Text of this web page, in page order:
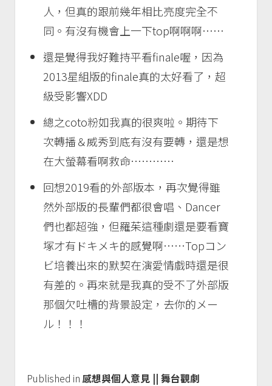
人，但真的跟前幾年相比亮度完全不
同。有沒有機會上一下top啊啊啊……
還是覺得我好難持平看finale喔，因為
2013星組版的finale真的太好看了，超
級受影響XDD
總之coto粉如我真的很爽啦。期待下
次轉播＆威秀到底有沒有要轉，還是想
在大螢幕看啊救命…………
回想2019看的外部版本，再次覺得雖
然外部版的長輩們都很會唱、Dancer
們也都超強，但羅茱這種劇還是要看寶
塚才有ドキメキ的感覺啊……Topコン
ビ培養出來的默契在演愛情戲時還是很
有差的。再來就是我真的受不了外部版
那個欠吐槽的背景設定，去你的メー
ル！！！
Published in 感想與個人意見 || 舞台觀劇